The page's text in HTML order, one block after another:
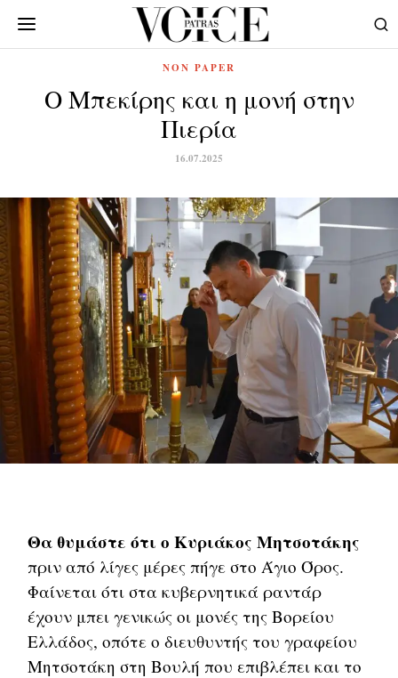
NON PAPER
Ο Μπεκίρης και η μονή στην
Πιερία
16.07.2025
Θα θυμάστε ότι ο Κυριάκος Μητσοτάκης
πριν από λίγες μέρες πήγε στο Άγιο Όρος.
Φαίνεται ότι στα κυβερνητικά ραντάρ
έχουν μπει γενικώς οι μονές της Βορείου
Ελλάδος, οπότε ο διευθυντής του γραφείου
Μητσοτάκη στη Βουλή που επιβλέπει και το